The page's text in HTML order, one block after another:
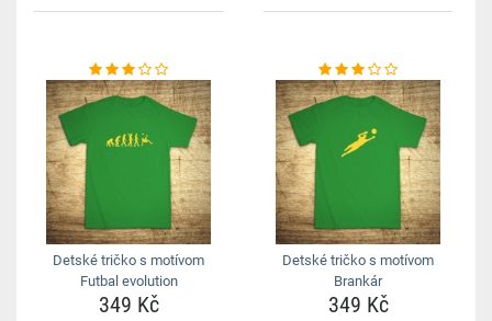
Detské tričko s motívom
Futbal evolution
349 Kč
Detské tričko s motívom
Brankár
349 Kč